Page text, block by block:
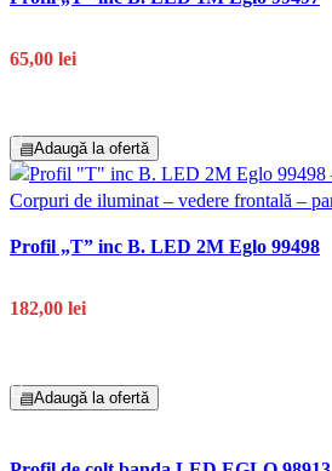
65,00 lei
▤Adaugă la ofertă
Profil „T” inc B. LED 2M Eglo 99498
182,00 lei
▤Adaugă la ofertă